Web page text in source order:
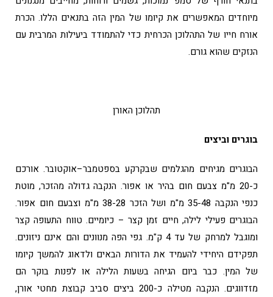
מיוחדים המאפשרים את קיומו של המין הזה בתנאים הללו. הכרת
אורח חייו של התהלוכן הכרחית כדי להתמודד ביעילות המרבית עם
הנזקים שהוא גורם.
תהלוכן האורן
בוגרים וביצים
הבוגרים מגיחים מהגלמים שבקרקע בספטמבר–אוקטובר. אורכם
כ-20 מ"מ צבעם חום בהיר או אפור. הנקבה גדולה מהזכר, מוטת
כנפי הנקבה 35-48 מ"מ ושל הזכר 38-28 מ"מ וצבעם חום אפור.
הבוגרים פעילי לילה, חיים זמן קצר – כיומיים. טווח התעופה קצר
ומוגבל למרחק של עד 4 ק"מ. גפי הפה מנוונים והם אינם ניזונים.
תפקידם היחידי להעמיד את הדורות הבאים ולדאוג להמשך קיומו
של המין. כבר ביום הגיחה בשעות הלילה או לפנות בוקר הם
מזדווגים. הנקבה מטילה כ-200 ביצים סביב קבוצת מחטי אורן,